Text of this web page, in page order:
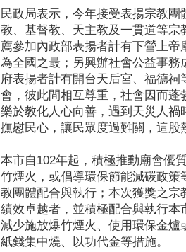
民政局表示，今年接受表揚宗教
教、基督教、天主教及一貫道等
薦參加內政部表揚者計有下營上
為全國之最；另興辦社會公益事
府表揚者計有開台天后宮、福德
會，彼此間相互尊重，社會因而
樂於教化人心向善，遇到天災人
撫慰民心，讓民眾度過難關，這
本市自102年起，積極推動廟會優
竹煙火，或倡導環保節能減碳政
教團體配合與執行；本次獲獎之
績效卓越者，並積極配合與執行
減少施放爆竹煙火、使用環保金
紙錢集中燒、以功代金等措施。